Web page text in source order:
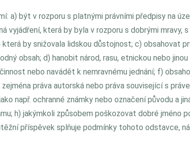
a) být v rozporu s platnými právními předpisy na
vyjádření, která by byla v rozporu s dobrými mravy,
by snižovala lidskou důstojnost; c) obsahovat
obsah; d) hanobit národ, rasu, etnickou nebo
nebo navádět k nemravnému jednání; f)
práva autorská nebo práva související s
např. ochranné známky nebo označení původu a
h) jakýmkoli způsobem poškozovat dobré jméno
příspěvek splňuje podmínky tohoto odstavce,